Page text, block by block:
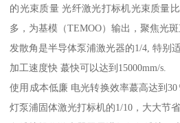
的光束质量 光纤激光打标机光束质量
多，为基模（TEMOO）输出，聚焦光斑
发散角是半导体泵浦激光器的1/4, 特别
加工速度快 蕞快可以达到15000mm/s.
使用成本低廉 电光转换效率蕞高达到
灯泵浦固体激光打标机的1/10，大大节省